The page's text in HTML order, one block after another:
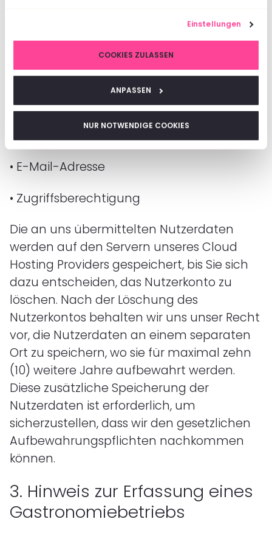
Einstellungen
COOKIES ZULASSEN
ANPASSEN
NUR NOTWENDIGE COOKIES
neuen Nutzerkontos können Sie folgende
Personendaten angeben, die sich auf die
Person des Nutzers beziehen («
Nutzerdaten»):
•Vorname und Nachname (freiwillig)
•Rolle des Nutzers
• E-Mail-Adresse
• Zugriffsberechtigung
Die an uns übermittelten Nutzerdaten
werden auf den Servern unseres Cloud
Hosting Providers gespeichert, bis Sie sich
dazu entscheiden, das Nutzerkonto zu
löschen. Nach der Löschung des
Nutzerkontos behalten wir uns unser Recht
vor, die Nutzerdaten an einem separaten
Ort zu speichern, wo sie für maximal zehn
(10) weitere Jahre aufbewahrt werden.
Diese zusätzliche Speicherung der
Nutzerdaten ist erforderlich, um
sicherzustellen, dass wir den gesetzlichen
Aufbewahrungspflichten nachkommen
können.
3. Hinweis zur Erfassung eines
Gastronomiebetriebs